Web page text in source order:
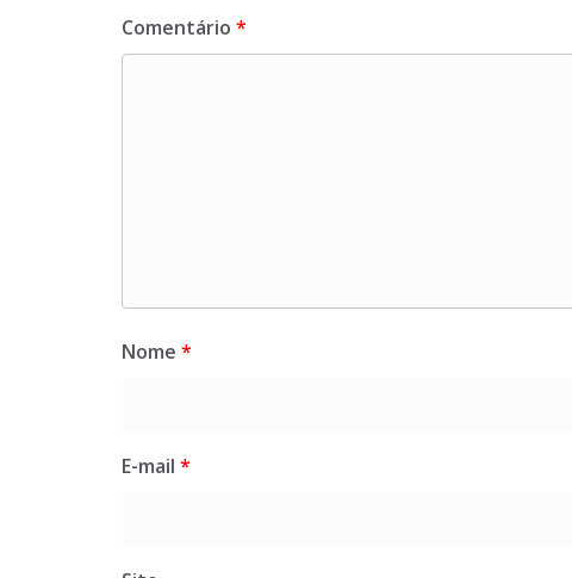
Comentário *
Nome *
E-mail *